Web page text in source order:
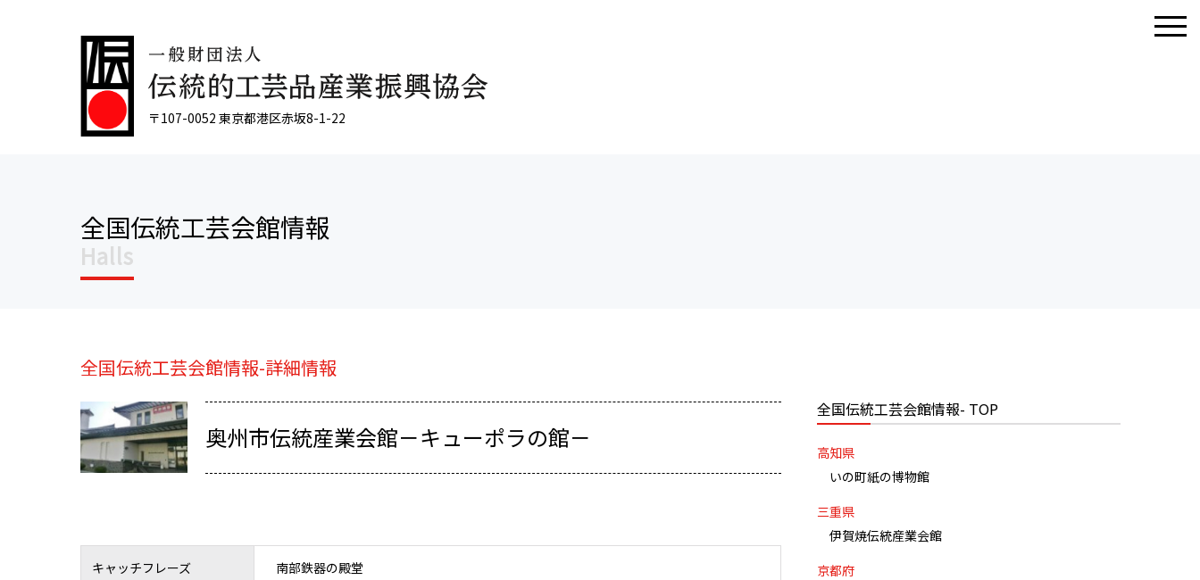
〒107-0052 東京都港区赤坂8-1-22
全国伝統工芸会館情報
Halls
全国伝統工芸会館情報-詳細情報
奥州市伝統産業会館－キューポラの館－
キャッチフレーズ 南部鉄器の殿堂
全国伝統工芸会館情報- TOP
高知県
いの町紙の博物館
三重県
伊賀焼伝統産業会館
京都府